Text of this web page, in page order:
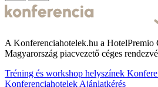
A Konferenciahotelek.hu a HotelPremio
Magyarország piacvezető céges
Tréning és workshop helyszínek
Konferenciahotelek Ajánlatkérés